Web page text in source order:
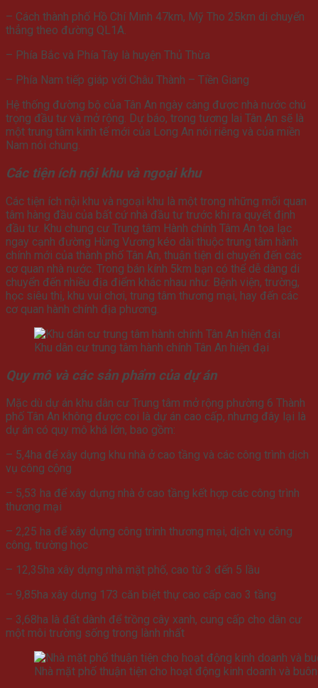
– Cách thành phố Hồ Chí Minh 47km, Mỹ Tho 25km di chuyển
thẳng theo đường QL1A.
– Phía Bắc và Phía Tây là huyện Thủ Thừa
– Phía Nam tiếp giáp với Châu Thành – Tiền Giang
Hệ thống đường bộ của Tân An ngày càng được nhà nước chú
trọng đầu tư và mở rộng. Dự báo, trong tương lai Tân An sẽ là
một trung tâm kinh tế mới của Long An nói riêng và của miền
Nam nói chung.
Các tiện ích nội khu và ngoại khu
Các tiện ích nội khu và ngoại khu là một trong những mối quan
tâm hàng đầu của bất cứ nhà đầu tư trước khi ra quyết định
đầu tư. Khu chung cư Trung tâm Hành chính Tâm An tọa lạc
ngay cạnh đường Hùng Vương kéo dài thuộc trung tâm hành
chính mới của thành phố Tân An, thuận tiện di chuyển đến các
cơ quan nhà nước. Trong bán kính 5km bạn có thể dễ dàng di
chuyển đến nhiều địa điểm khác nhau như: Bệnh viện, trường,
học siêu thị, khu vui chơi, trung tâm thương mại, hay đến các
cơ quan hành chính địa phương.
Khu dân cư trung tâm hành chính Tân An hiện đại
Quy mô và các sản phẩm của dự án
Mặc dù dự án khu dân cư Trung tâm mở rộng phường 6 Thành
phố Tân An không được coi là dự án cao cấp, nhưng đây lại là
dự án có quy mô khá lớn, bao gồm:
– 5,4ha để xây dựng khu nhà ở cao tầng và các công trình dịch
vụ công cộng
– 5,53 ha để xây dựng nhà ở cao tầng kết hợp các công trình
thương mại
– 2,25 ha để xây dựng công trình thương mại, dịch vụ công
công, trường học
– 12,35ha xây dựng nhà mặt phố, cao từ 3 đến 5 lầu
– 9,85ha xây dựng 173 căn biệt thự cao cấp cao 3 tầng
– 3,68ha là đất dành để trồng cây xanh, cung cấp cho dân cư
một môi trường sống trong lành nhất
Nhà mặt phố thuận tiện cho hoạt động kinh doanh và